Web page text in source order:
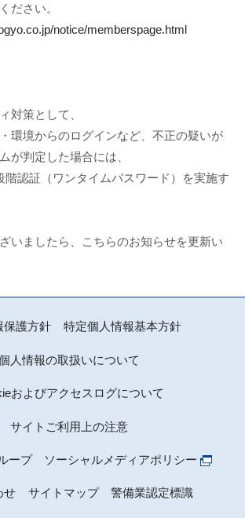
ださい。
notice/memberspage.html
対策として、
環境からのログインなど、不正の疑いが
が判定した場合には、
階認証（ワンタイムパスワード）を実施す
いましたら、こちらのお知らせを更新い
保護方針 特定個人情報基本方針
人情報の取扱いについて
およびアクセスログについて
サイトご利用上の注意
ープ ソーシャルメディアポリシー
せ サイトマップ 警備業認定標識